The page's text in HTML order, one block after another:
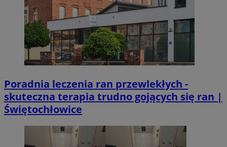
Poradnia leczenia ran przewlekłych -
skuteczna terapia trudno gojących się ran |
Świętochłowice